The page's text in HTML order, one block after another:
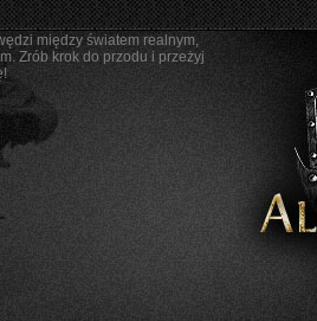
między światem realnym,
Zrób krok do przodu i przeżyj